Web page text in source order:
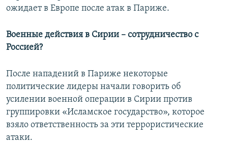
ожидает в Европе после атак в Париже.
Военные действия в Сирии – сотрудничество с
Россией?
После нападений в Париже некоторые
политические лидеры начали говорить об
усилении военной операции в Сирии против
группировки «Исламское государство», которое
взяло ответственность за эти террористические
атаки.